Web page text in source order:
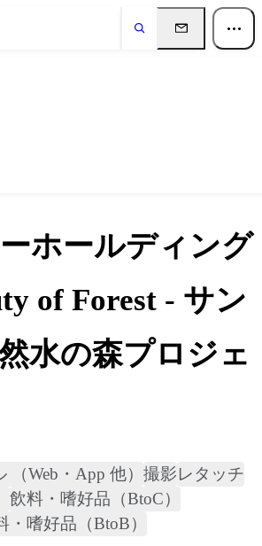
ホールディング
of Forest - サン
水の森プロジェ
（Web・App 他） 撮影レタッチ
飲料・嗜好品（BtoC）
・嗜好品（BtoB）